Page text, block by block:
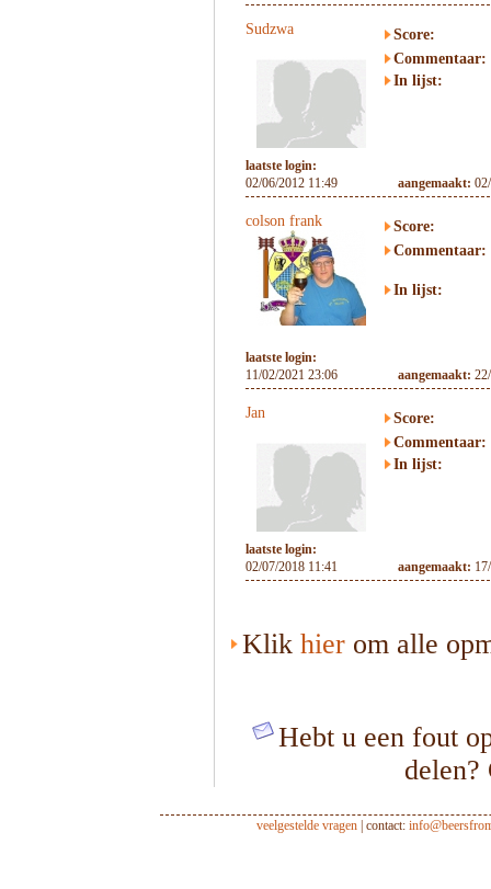
Sudzwa
Score:
Commentaar:
In lijst:
laatste login:
02/06/2012 11:49
aangemaakt:
colson frank
Score:
Commentaar:
In lijst:
laatste login:
11/02/2021 23:06
aangemaakt:
Jan
Score:
Commentaar:
In lijst:
laatste login:
02/07/2018 11:41
aangemaakt:
Klik hier om alle
Hebt u een fout
veelgestelde vragen| contact: